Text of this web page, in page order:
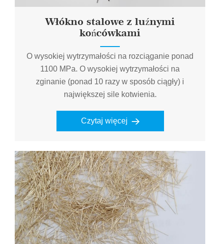
Włókno stalowe z luźnymi
końcówkami
O wysokiej wytrzymałości na rozciąganie ponad
1100 MPa. O wysokiej wytrzymałości na
zginanie (ponad 10 razy w sposób ciągły) i
największej sile kotwienia.
Czytaj więcej